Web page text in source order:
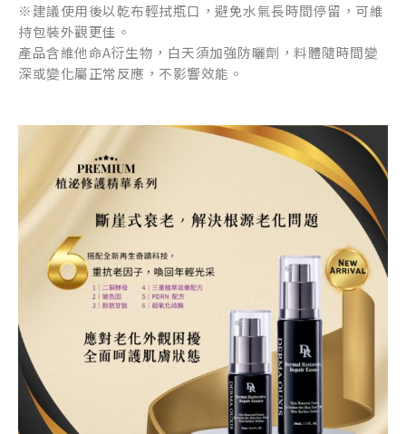
※建議使用後以乾布輕拭瓶口，避免水氣長時間停留，可維
持包裝外觀更佳。
產品含維他命A衍生物，白天須加強防曬劑，料體隨時間變
深或變化屬正常反應，不影響效能。